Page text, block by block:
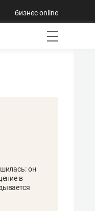
бизнес online
он
в